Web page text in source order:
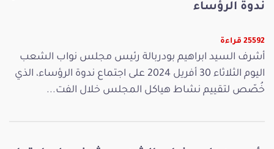
ندوة الرؤساء
25592 قراءة
أشرف السيد ابراهيم بودربالة رئيس مجلس نواب الشعب
اليوم الثلاثاء 30 أفريل 2024 على اجتماع ندوة الرؤساء، الذي
خُصّص لتقييم نشاط هياكل المجلس خلال الفت...